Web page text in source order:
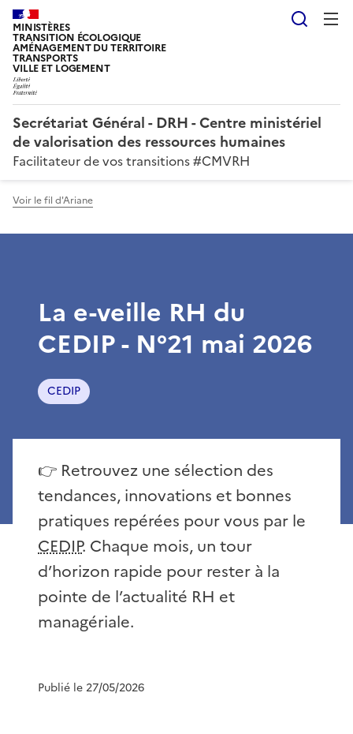
MINISTÈRES
TRANSITION ÉCOLOGIQUE
AMÉNAGEMENT DU TERRITOIRE
TRANSPORTS
VILLE ET LOGEMENT
Secrétariat Général - DRH - Centre ministériel
de valorisation des ressources humaines
Facilitateur de vos transitions #CMVRH
Voir le fil d'Ariane
La e-veille RH du
CEDIP - N°21 mai 2026
CEDIP
👉 Retrouvez une sélection des
tendances, innovations et bonnes
pratiques repérées pour vous par le
CEDIP. Chaque mois, un tour
d’horizon rapide pour rester à la
pointe de l’actualité RH et
managériale.
Publié le 27/05/2026